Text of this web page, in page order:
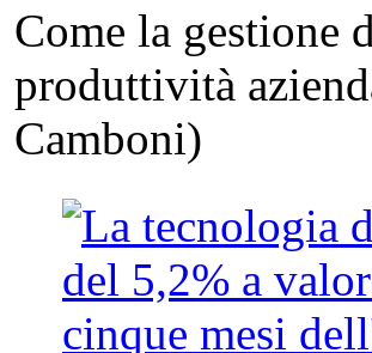
Come la gestione
produttività
Camboni)